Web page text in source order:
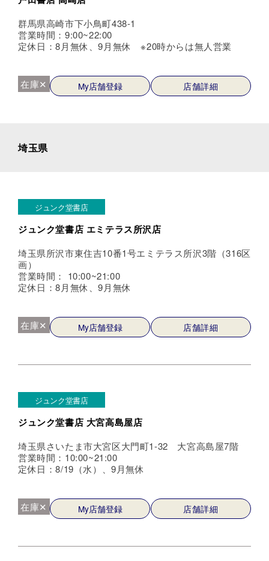
群馬県高崎市下小鳥町438-1
営業時間：9:00~22:00
定休日：8月無休、9月無休 ※20時からは無人営業
在庫✕ My店舗登録 店舗詳細
埼玉県
ジュンク堂書店
ジュンク堂書店 エミテラス所沢店
埼玉県所沢市東住吉10番1号エミテラス所沢3階（316区
画）
営業時間： 10:00~21:00
定休日：8月無休、9月無休
在庫✕ My店舗登録 店舗詳細
ジュンク堂書店
ジュンク堂書店 大宮高島屋店
埼玉県さいたま市大宮区大門町1-32 大宮高島屋7階
営業時間：10:00~21:00
定休日：8/19（水）、9月無休
在庫✕ My店舗登録 店舗詳細